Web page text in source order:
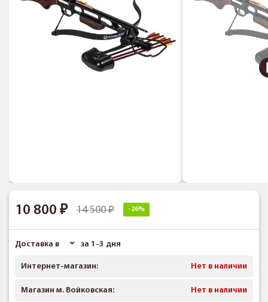
10 800 14 500 -26%
Доставка в за 1-3 дня
Интернет-магазин: Нет в наличии
Магазин м. Войковская: Нет в наличии